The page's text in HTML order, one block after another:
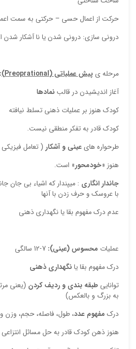
حرکت از اعمال حسی – حرکتی به سمت
درونی سازی‌: درونی شدن یا نا آشکار شدن
مرحله ی پیش عملیاتی(
Preoprational
)
:
آغاز اندیشیدن در قالبنمادها
کودک هنوز بر عملیات ذهنی تسلط نیافته
کودک قادر به تفکر منطقی نیست.
طرحواره هایعینی و آشکار ( تعامل
هنوز «خودمحور» است.
جاندار انگاری : میپندار که اشیاء بی جان
با عروسک و حرف زدن با آنها
عدم درک مفهوم بقا یا نگهداری ذهنی
عملیات محسوس (عینی): 7-12 سالگی
درک مفهوم بقا یانگهداری ذهنی
توانایی طبقه بندی و ردیف کردن (یعنی
به بزرگ و بالعکس)
درک مفهوم عدد، طول، فاصله، حجم، وزن
هنوز ذهن کودک قادر به حل مسائل